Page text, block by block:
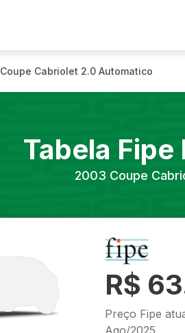
Coupe Cabriolet 2.0 Automatico
Tabela Fipe
2003 Coupe
R$
Preço Fipe
Ago/2025